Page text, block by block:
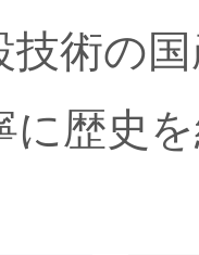
東京人
産！」
技術の
に歴史